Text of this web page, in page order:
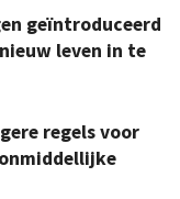
geïntroduceerd
leven in te
regels voor